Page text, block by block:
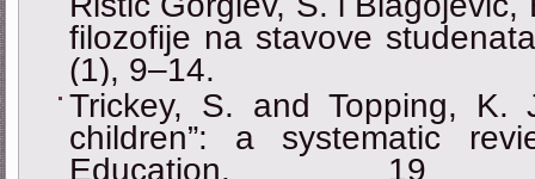
filozofije na stavove
(1), 9–14.
Trickey, S. and Topping, K.
children”: a systematic
Education. 19